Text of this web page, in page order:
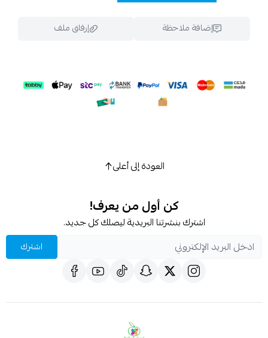
إضافة ملاحظة إرفاق ملف
اسحب و افلت الملف هنا
العودة إلى أعلى
كن أول من يعرف!
اشترك بنشرتنا البريدية ليصلك كل جديد.
اشترك